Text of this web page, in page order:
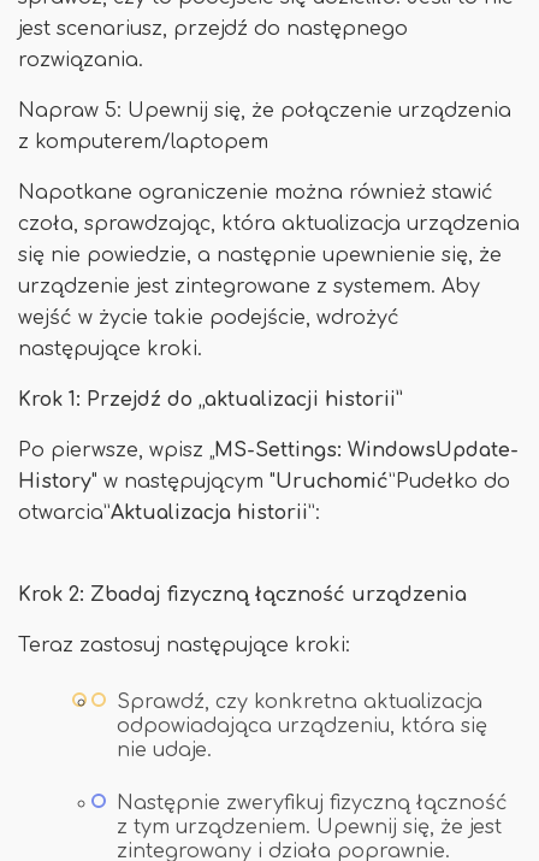
jest scenariusz, przejdź do następnego
rozwiązania.
Napraw 5: Upewnij się, że połączenie urządzenia
z komputerem/laptopem
Napotkane ograniczenie można również stawić
czoła, sprawdzając, która aktualizacja urządzenia
się nie powiedzie, a następnie upewnienie się, że
urządzenie jest zintegrowane z systemem. Aby
wejść w życie takie podejście, wdrożyć
następujące kroki.
Krok 1: Przejdź do „aktualizacji historii”
Po pierwsze, wpisz „MS-Settings: WindowsUpdate-
History" w następującym "Uruchomić”Pudełko do
otwarcia”Aktualizacja historii”:
Krok 2: Zbadaj fizyczną łączność urządzenia
Teraz zastosuj następujące kroki:
Sprawdź, czy konkretna aktualizacja
odpowiadająca urządzeniu, która się
nie udaje.
Następnie zweryfikuj fizyczną łączność
z tym urządzeniem. Upewnij się, że jest
zintegrowany i działa poprawnie.